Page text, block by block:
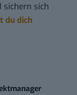
sichern sich
du dich